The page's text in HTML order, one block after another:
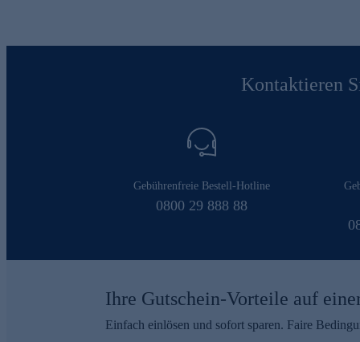
Kontaktieren
Gebührenfreie Bestell-Hotline
0800 29 888 88
Ihre Gutschein-Vorteile auf
Einfach einlösen und sofort sparen. Faire